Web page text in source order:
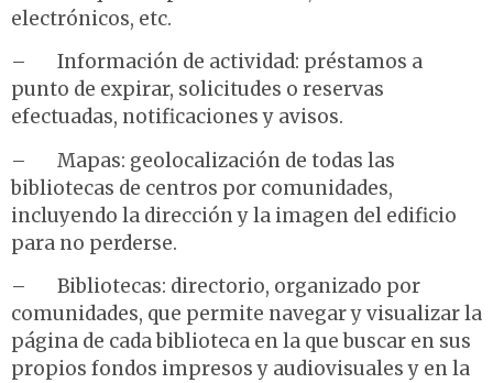
electrónicos, etc.
– Información de actividad: préstamos a
punto de expirar, solicitudes o reservas
efectuadas, notificaciones y avisos.
– Mapas: geolocalización de todas las
bibliotecas de centros por comunidades,
incluyendo la dirección y la imagen del edificio
para no perderse.
– Bibliotecas: directorio, organizado por
comunidades, que permite navegar y visualizar la
página de cada biblioteca en la que buscar en sus
propios fondos impresos y audiovisuales y en la